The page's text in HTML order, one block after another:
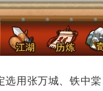
选用张万城、铁中